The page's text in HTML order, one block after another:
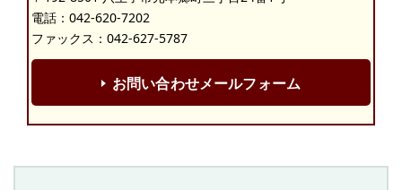
電話： 042-620-7202
ファックス：042-627-5787
お問い合わせメールフォーム